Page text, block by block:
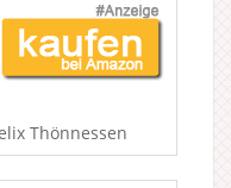
Thönnessen